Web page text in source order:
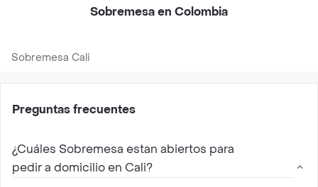
Sobremesa en Colombia
Sobremesa Cali
Preguntas frecuentes
¿Cuáles Sobremesa estan abiertos para
pedir a domicilio en Cali?